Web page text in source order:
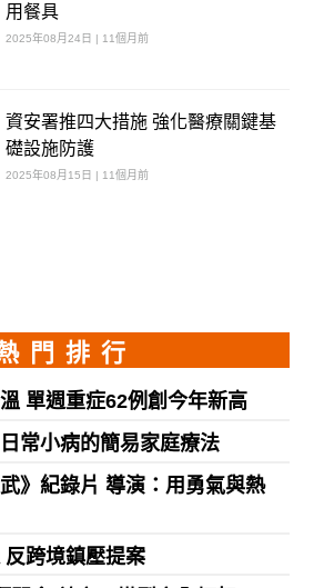
用餐具
2025年08月24日 | 11個月前
資安署推四大措施 強化醫療關鍵基
礎設施防護
2025年08月15日 | 11個月前
門排行
單週重症62例創今年新高
日常小病的簡易家庭療法
武》紀錄片 導演：用勇氣與熱
跨境鎮壓提案